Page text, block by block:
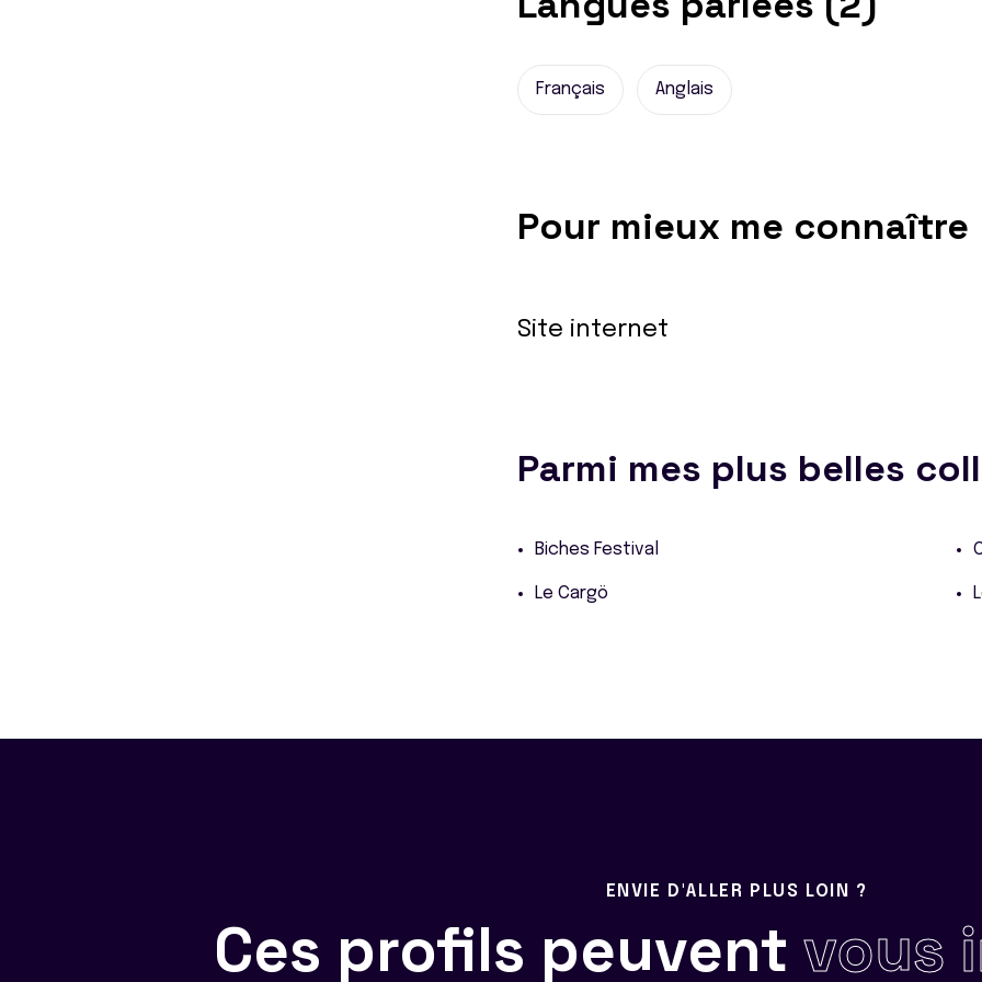
Français Anglais
Pour mieux me connaître
Site internet
Parmi mes plus belles
Biches Festival
Le Cargö
ENVIE D'ALLER PLUS LOIN ?
Ces profils peuvent vous